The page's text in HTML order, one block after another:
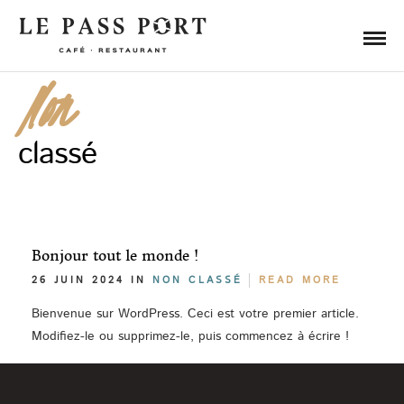
Non
classé
Bonjour tout le monde !
26 JUIN 2024 IN NON CLASSÉ READ MORE
Bienvenue sur WordPress. Ceci est votre premier article.
Modifiez-le ou supprimez-le, puis commencez à écrire !